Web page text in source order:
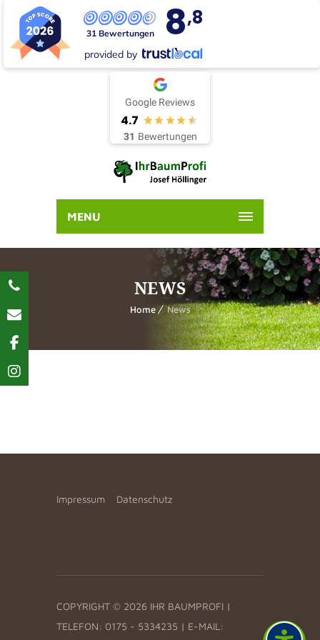
31 Bewertungen 8,8
provided by
Google Reviews
4.7
31 Bewertungen
MENU
NEWS
Home News
Impressum Datenschutz
COPYRIGHT © 2026 IHR BAUMPROFI |
TELEFON: 0175 - 5334235 | E-MAIL: